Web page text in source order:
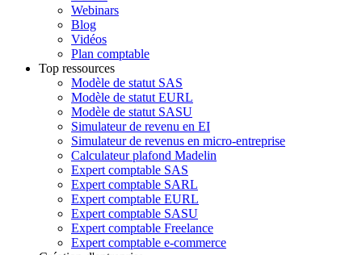
Webinars
Blog
Vidéos
Plan comptable
Top ressources
Modèle de statut SAS
Modèle de statut EURL
Modèle de statut SASU
Simulateur de revenu en EI
Simulateur de revenus en micro-entreprise
Calculateur plafond Madelin
Expert comptable SAS
Expert comptable SARL
Expert comptable EURL
Expert comptable SASU
Expert comptable Freelance
Expert comptable e-commerce